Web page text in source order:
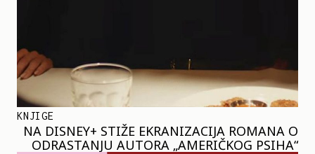
KNJIGE
NA DISNEY+ STIŽE EKRANIZACIJA ROMANA O
ODRASTANJU AUTORA „AMERIČKOG PSIHA“